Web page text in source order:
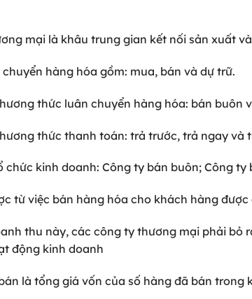
mại là khâu trung gian kết nối sản xuất
hàng hóa gồm: mua, bán và dự trữ.
thức luân chuyển hàng hóa: bán buôn
thức thanh toán: trả trước, trả ngay và
chức kinh doanh: Công ty bán buôn; Công
từ việc bán hàng hóa cho khách hàng
thu này, các công ty thương mại phải bỏ
động kinh doanh
là tổng giá vốn của số hàng đã bán